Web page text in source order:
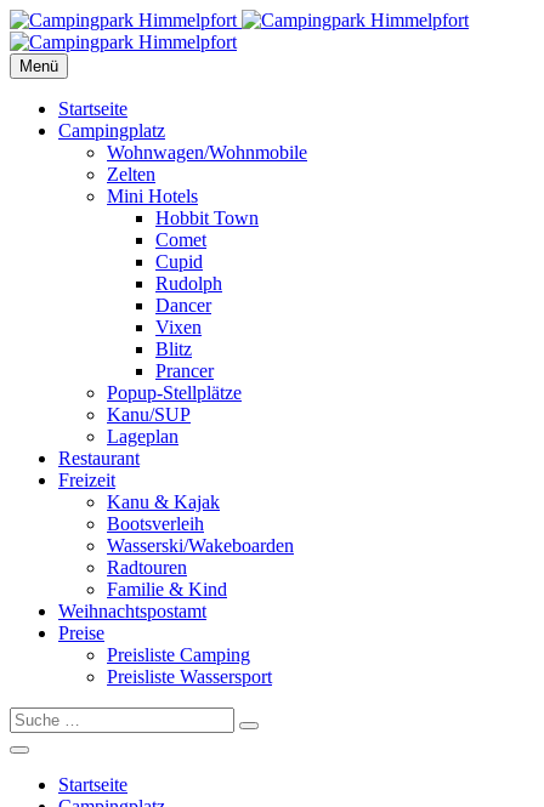
Menü
Startseite
Campingplatz
Wohnwagen/Wohnmobile
Zelten
Mini Hotels
Hobbit Town
Comet
Cupid
Rudolph
Dancer
Vixen
Blitz
Prancer
Popup-Stellplätze
Kanu/SUP
Lageplan
Restaurant
Freizeit
Kanu & Kajak
Bootsverleih
Wasserski/Wakeboarden
Radtouren
Familie & Kind
Weihnachtspostamt
Preise
Preisliste Camping
Preisliste Wassersport
Startseite